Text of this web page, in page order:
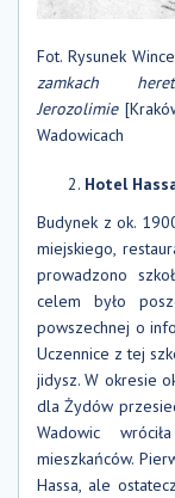
Fot. Rysunek
zamkach
Jerozolimie
Wadowicach
Hotel
Budynek z ok.
miejskiego,
prowadzono
celem było
powszechnej o
Uczennice z tej
jidysz. W okresie
dla Żydów
Wadowic
mieszkańców.
Hassa, ale